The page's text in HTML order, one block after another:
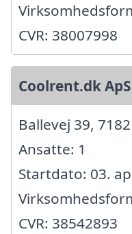
CVR: 38007998
Coolrent.dk ApS
Ballevej 39,
Ansatte: 1
Startdato: 03.
CVR: 38542893